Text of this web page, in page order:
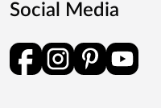
Social Media